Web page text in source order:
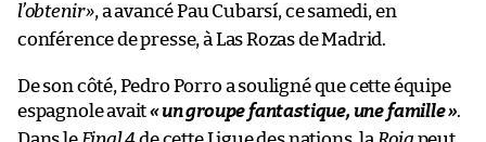
l’obtenir», a avancé Pau Cubarsí, ce samedi, en
conférence de presse, à Las Rozas de Madrid.
De son côté, Pedro Porro a souligné que cette équipe
espagnole avait«un groupe fantastique, une famille».